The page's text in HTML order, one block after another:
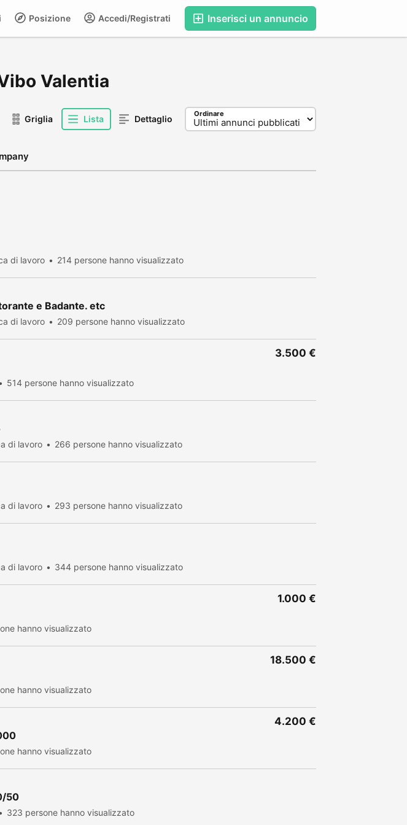
Inserisci un annuncio
Accedi/Registrati
Posizione
Valentia
Griglia Lista Dettaglio Ordinare
di lavoro 214 persone hanno visualizzato
e Badante. etc
di lavoro 209 persone hanno visualizzato
514 persone hanno visualizzato
3.500 €
di lavoro 266 persone hanno visualizzato
di lavoro 293 persone hanno visualizzato
di lavoro 344 persone hanno visualizzato
hanno visualizzato
1.000 €
hanno visualizzato
18.500 €
hanno visualizzato
4.200 €
50
323 persone hanno visualizzato